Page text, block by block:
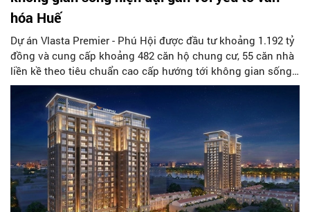
hóa Huế
Dự án Vlasta Premier - Phú Hội được đầu tư khoảng 1.192 tỷ
đồng và cung cấp khoảng 482 căn hộ chung cư, 55 căn nhà
liền kề theo tiêu chuẩn cao cấp hướng tới không gian sống
tiện nghi, hiện đại gắn với yếu tố văn hóa Huế với quy mô
dân số khoảng 1.800 người.